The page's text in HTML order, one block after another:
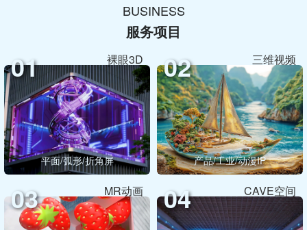
BUSINESS
服务项目
01 裸眼3D
平面/弧形/折角屏
02 三维视频
产品/工业/动漫IP
03 MR动画 04 CAVE空间